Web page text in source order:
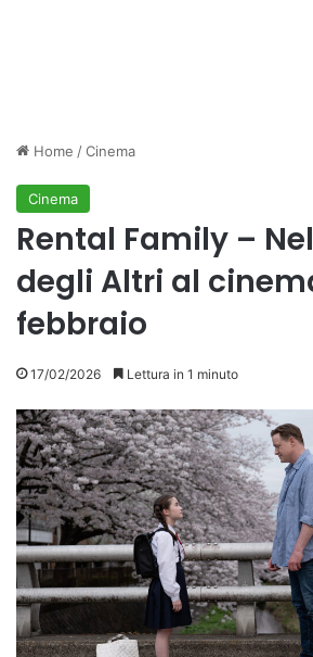
Home /Cinema
Cinema
Rental Family –
degli Altri al
febbraio
17/02/2026 Lettura in 1 minuto